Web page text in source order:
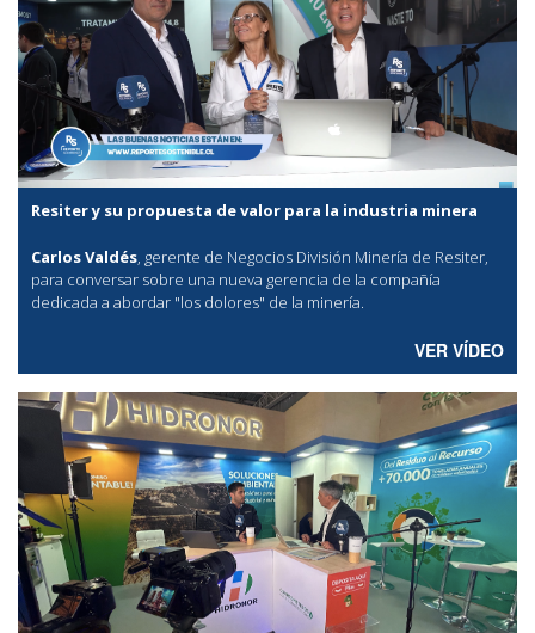
Resiter y su propuesta de valor para la industria minera
Carlos Valdés, gerente de Negocios División Minería de Resiter,
para conversar sobre una nueva gerencia de la compañía
dedicada a abordar "los dolores" de la minería.
VER VÍDEO